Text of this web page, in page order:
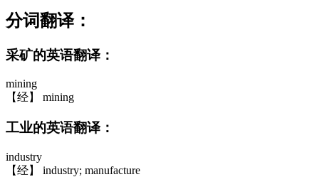
分词翻译：
采矿的英语翻译：
mining
【经】 mining
工业的英语翻译：
industry
【经】 industry; manufacture